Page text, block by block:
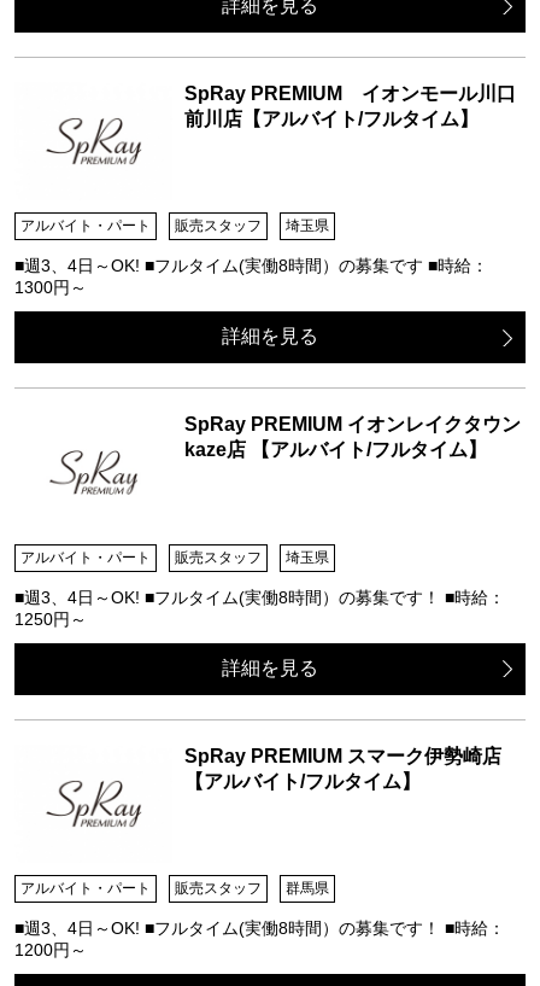
詳細を見る
SpRay PREMIUM イオンモール川口
前川店【アルバイト/フルタイム】
アルバイト・パート 販売スタッフ 埼玉県
■週3、4日～OK! ■フルタイム(実働8時間）の募集です ■時給：
1300円～
詳細を見る
SpRay PREMIUM イオンレイクタウン
kaze店 【アルバイト/フルタイム】
アルバイト・パート 販売スタッフ 埼玉県
■週3、4日～OK! ■フルタイム(実働8時間）の募集です！ ■時給：
1250円～
詳細を見る
SpRay PREMIUM スマーク伊勢崎店
【アルバイト/フルタイム】
アルバイト・パート 販売スタッフ 群馬県
■週3、4日～OK! ■フルタイム(実働8時間）の募集です！ ■時給：
1200円～